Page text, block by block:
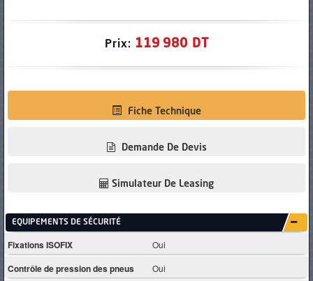
Prix: 119 980 DT
Fiche Technique
Demande De Devis
Simulateur De Leasing
EQUIPEMENTS DE SÉCURITÉ
Fixations ISOFIX Oui
Contrôle de pression des pneus Oui